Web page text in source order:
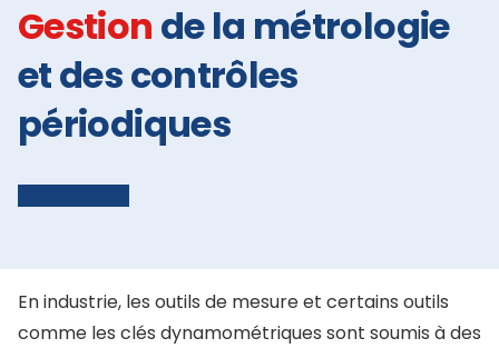
Gestion de la métrologie
et des contrôles
périodiques
En industrie, les outils de mesure et certains outils
comme les clés dynamométriques sont soumis à des